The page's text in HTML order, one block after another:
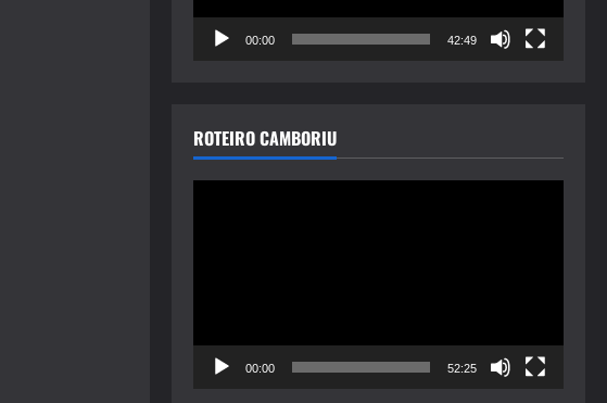
00:00 42:49
ROTEIRO CAMBORIU
00:00 52:25